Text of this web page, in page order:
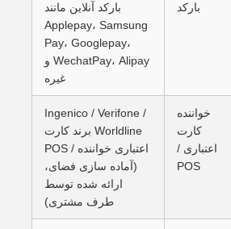
بارکد
بارکد آنلاین مانند
Applepay، Samsung
Pay، Googlepay،
WechatPay، Alipay و
غیره
خواننده
کارت
اعتباری /
POS
Ingenico / Verifone /
Worldline برند کارت
اعتباری خواننده / POS
(آماده سازی فضای،
ارائه شده توسط
طرف مشتری)